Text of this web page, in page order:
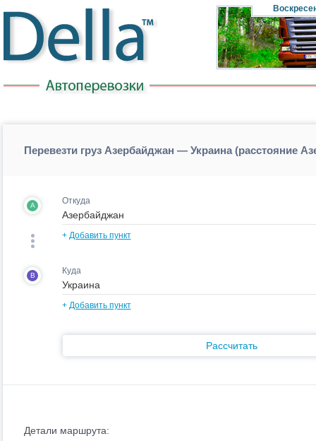
Перевезти груз Азербайджан — Украина (расстояние
A Откуда
+ Добавить пункт
B Куда
+ Добавить пункт
Рассчитать
Детали маршрута: